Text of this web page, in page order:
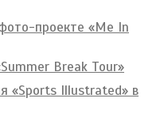
проекте «Me In
Break Tour»
«Sports Illustrated» в